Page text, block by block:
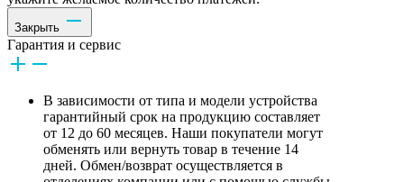
Закрыть
Гарантия и сервис
В зависимости от типа и модели устройства
гарантийный срок на продукцию составляет
от 12 до 60 месяцев. Наши покупатели могут
обменять или вернуть товар в течение 14
дней. Обмен/возврат осуществляется в